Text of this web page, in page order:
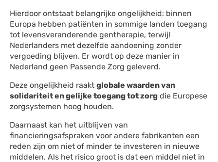
Hierdoor ontstaat belangrijke ongelijkheid: binnen
Europa hebben patiënten in sommige landen toegang
tot levensveranderende gentherapie, terwijl
Nederlanders met dezelfde aandoening zonder
vergoeding blijven. Er wordt op deze manier in
Nederland geen Passende Zorg geleverd.
Deze ongelijkheid raakt globale waarden van
solidariteit en gelijke toegang tot zorg die Europese
zorgsystemen hoog houden.
Daarnaast kan het uitblijven van
financieringsafspraken voor andere fabrikanten een
reden zijn om niet of minder te investeren in nieuwe
middelen. Als het risico groot is dat een middel niet in